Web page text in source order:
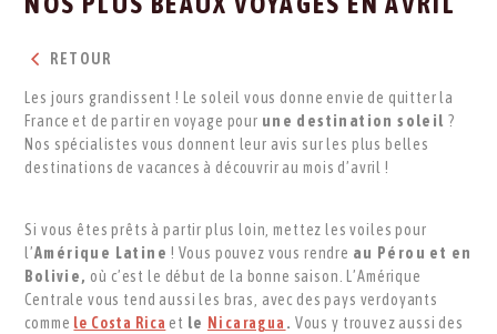
RETOUR
Les jours grandissent ! Le soleil vous donne envie de quitter la
France et de partir en voyage pour une destination soleil ?
Nos spécialistes vous donnent leur avis sur les plus belles
destinations de vacances à découvrir au mois d’avril !
Si vous êtes prêts à partir plus loin, mettez les voiles pour
l’Amérique Latine ! Vous pouvez vous rendre au Pérou et en
Bolivie, où c’est le début de la bonne saison. L’Amérique
Centrale vous tend aussi les bras, avec des pays verdoyants
comme le Costa Rica et le Nicaragua . Vous y trouvez aussi des